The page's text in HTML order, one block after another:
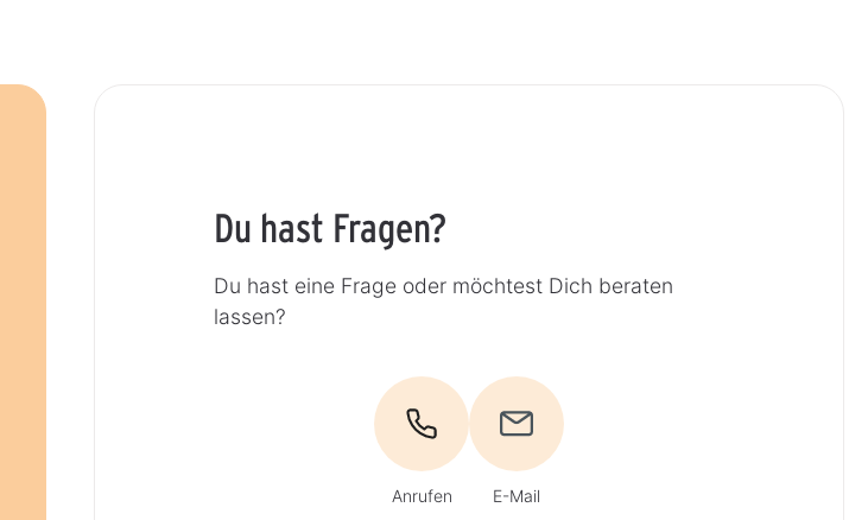
Du hast Fragen?
Du hast eine Frage oder möchtest Dich beraten
lassen?
Anrufen E-Mail